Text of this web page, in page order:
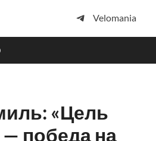
просто
Velomania
«Цель
победа на